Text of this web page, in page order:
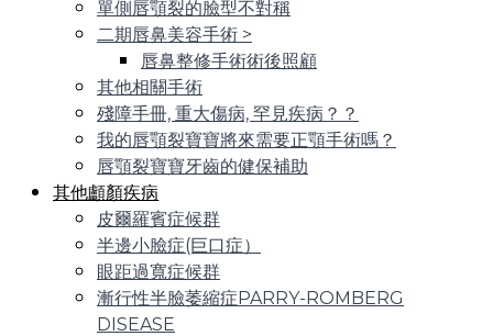
單側唇顎裂的臉型不對稱
二期唇鼻美容手術 >
唇鼻整修手術術後照顧
其他相關手術
殘障手冊, 重大傷病, 罕見疾病？？
我的唇顎裂寶寶將來需要正顎手術嗎？
唇顎裂寶寶牙齒的健保補助
其他顱顏疾病
皮爾羅賓症候群
半邊小臉症(巨口症）
眼距過寬症候群
漸行性半臉萎縮症PARRY-ROMBERG
DISEASE